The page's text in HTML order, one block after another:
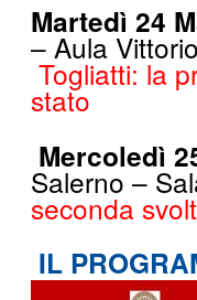
Martedì 24
– Aula
Togliatti: la
stato
Mercoledì
Salerno –
seconda
IL